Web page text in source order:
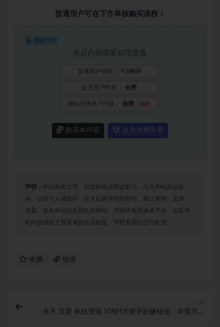
普通用户可在下方单独购买课程！
隐藏内容
此处内容需要权限查看
普通用户特权： 9.8积分
会员用户特权： 免费
网站代理用户特权： 免费 推荐
购买本内容 会员免费查看
声明： 本站所有文章，如无特殊说明或标注，均为本站原创发
布。任何个人或组织，在未征得本站同意时，禁止复制、盗用、
采集、发布本站内容到任何网站、书籍等各类媒体平台。如若本
站内容侵犯了原著者的合法权益，可联系我们进行处理。
收藏 链接
杀手 文案 疯狂变现 108封大师手抄赚钱信，掌握月入